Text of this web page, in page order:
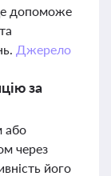
допоможе
Джерело
за
або
через
його